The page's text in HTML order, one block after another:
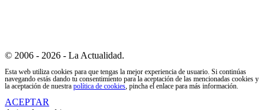
© 2006 - 2026 - La Actualidad.
Esta web utiliza cookies para que tengas la mejor experiencia de usuario. Si continúas
navegando estás dando tu consentimiento para la aceptación de las mencionadas cookies y
la aceptación de nuestra política de cookies, pincha el enlace para más información.
ACEPTAR